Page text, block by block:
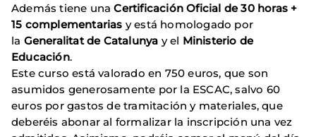
Además tiene unaCertificación Oficial de 30 horas +
15 complementarias y está homologado por
la Generalitat de Catalunya y el Ministerio de
Educación.
Este curso está valorado en 750 euros, que son
asumidos generosamente por la ESCAC, salvo 60
euros por gastos de tramitación y materiales, que
deberéis abonar al formalizar la inscripción una vez